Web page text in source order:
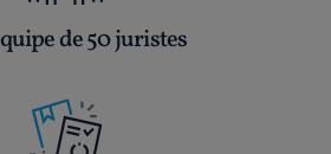
de 50 juristes